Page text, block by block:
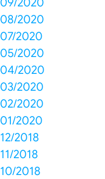
08/2020
07/2020
05/2020
04/2020
03/2020
02/2020
01/2020
12/2018
11/2018
10/2018